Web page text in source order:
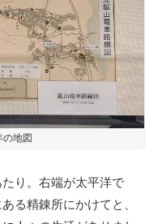
地図
り。右端が太平洋で
る精錬所にかけてと、